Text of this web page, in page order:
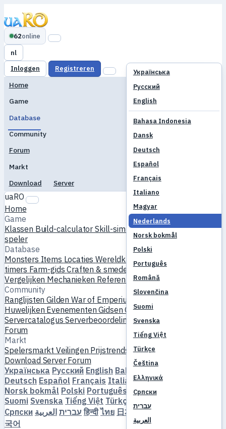
62online
nl
Українська
Русский
English
Bahasa Indonesia
Dansk
Deutsch
Español
Français
Italiano
Magyar
Nederlands
Norsk bokmål
Polski
Português
Română
Slovenčina
Suomi
Svenska
Tiếng Việt
Türkçe
Čeština
Ελληνικά
Српски
עברית
العربية
Inloggen Registreren
Home
Game
Database
Community
Forum
Markt
Download
Server
uaRO
Home
Game
Klassen Build-calculatorSkill-simulatorQuestsStart nieuwe
speler
Database
Monsters Items LocatiesWereldkaart Skill-database
timers Farm-gidsCraften & smedenPetsHomunculi
Vergelijken Mechanieken Referenties
Community
RanglijstenGilden War of Emperium
Huwelijken EvenementenGidsenGalerijVideo's
ServercatalogusServerbeoordelingenPartners
Forum
Markt
Spelersmarkt Veilingen Prijstrends
Economie
Download Server Forum
Українська Русский English Bahasa Indonesia
Deutsch Español Français Italiano Magyar
Norsk bokmål Polski Português Română
Suomi Svenska Tiếng Việt Türkçe
Српски
עברית العربية हिन्दी ไทย 日本語 简体中文
국어